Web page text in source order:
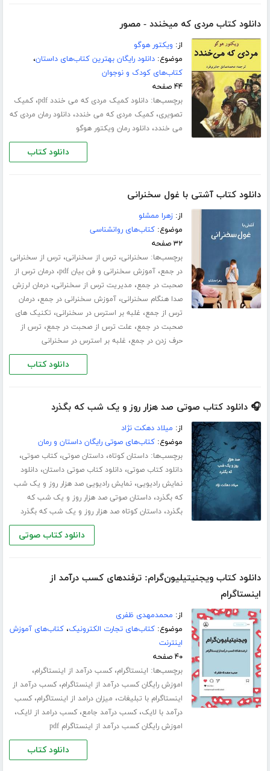
دانلود کتاب مردی که میخندد - مصور
از: ویکتور هوگو
موضوع:دانلود رایگان بهترین کتاب‌های داستان،
کتاب‌های کودک و نوجوان
۴۴ صفحه
برچسب‌ها:دانلود کمیک مردی که می خندد pdf ،کمیک
تصویری،کمیک مردی که می خندد،دانلود رمان مردی که
می خندد،دانلود رمان ویکتور هوگو
دانلود کتاب
دانلود کتاب آشتی با غول سخنرانی
از:زهرا ممشلو
موضوع:کتاب‌های روانشناسی
۳۲ صفحه
برچسب‌ها: سخنرانی، ترس از سخنرانی، ترس از سخنرانی
در جمع،آموزش سخنرانی و فن بیان pdf ،درمان ترس از
صحبت در جمع، مدیریت ترس از سخنرانی،درمان لرزش
صدا هنگام سخنرانی،آموزش سخنرانی در جمع،درمان
ترس از جمع، غلبه بر استرس در سخنرانی، تکنیک های
صحبت در جمع، علت ترس از صحبت در جمع، ترس از
حرف زدن در جمع، غلبه بر استرس در سخنرانی
دانلود کتاب
🎧 دانلود کتاب صوتی صد هزار روز و یک شب که بگذرد
از: میلاد دهکت نژاد
موضوع:کتاب‌های صوتی رایگان داستان و رمان
برچسب‌ها:داستان کوتاه،داستان صوتی،کتاب صوتی،
دانلود کتاب صوتی،دانلود کتاب صوتی داستان،دانلود
نمایش رادیویی،نمایش رادیویی صد هزار روز و یک شب
که بگذرد،داستان صوتی صد هزار روز و یک شب که
بگذرد،داستان کوتاه صد هزار روز و یک شب که بگذرد
دانلود کتاب صوتی
دانلود کتاب ویجنیتیلیون‌گرام: ترفندهای کسب درآمد از
اینستاگرام
از: محمدمهدی ظفری
موضوع:کتاب‌های تجارت الکترونیک،کتاب‌های آموزش
اینترنت
۴۰ صفحه
برچسب‌ها: اینستاگرام،کسب درآمد از اینستاگرام،
اموزش رایگان کسب درآمد از اینستاگرام،کسب درآمد از
اینستاگرام با تبلیغات، میزان درامد از اینستاگرام،کسب
درآمد با لایک،کسب درآمد جامع،کسب درامد از لایک،
اموزش رایگان کسب درآمد از اینستاگرام pdf
دانلود کتاب